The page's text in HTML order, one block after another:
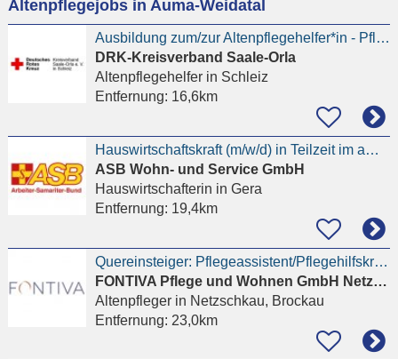
eingeben
Altenpflegejobs in Auma-Weidatal
Ausbildung zum/zur Altenpflegehelfer*in - Pflegeheim Pößneck
DRK-Kreisverband Saale-Orla
Altenpflegehelferin Schleiz
Entfernung: 16,6km
Hauswirtschaftskraft (m/w/d) in Teilzeit im ambulatenten Pflegedienst
ASB Wohn- und Service GmbH
Hauswirtschafterin in Gera
Entfernung: 19,4km
Quereinsteiger: Pflegeassistent/Pflegehilfskraft für moderne Pflegeeinrichtung in Netzschkau
FONTIVA Pflege und Wohnen GmbH Netzschkau
Altenpflegerin Netzschkau, Brockau
Entfernung: 23,0km